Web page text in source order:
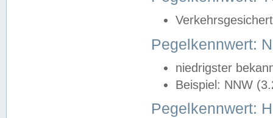
Pegelkennwert:
niedrigster
Beispiel: NNW
Pegelkennwert: